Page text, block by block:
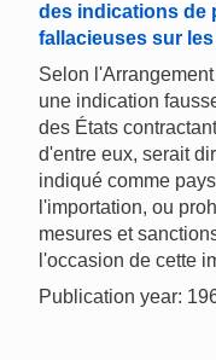
des indications de
fallacieuses sur
Selon
une indication
des États
d'entre eux, serait
indiqué comme
l'importation, ou
mesures et
l'occasion de cette
Publication year: